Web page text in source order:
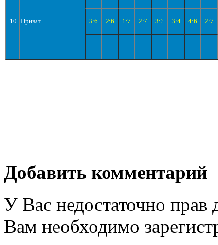
10 Приват 3:6 2:6 1:7 2:7 3:3 3:4 4:6 2:7
Добавить комментарий
У Вас недостаточно прав
Вам необходимо